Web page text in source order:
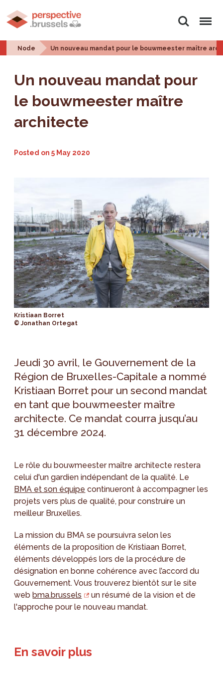
Search Menu
Node Un nouveau mandat pour le bouwmeester maître
Un nouveau mandat pour
le bouwmeester maître
architecte
Posted on5 May 2020
Kristiaan Borret
© Jonathan Ortegat
Jeudi 30 avril, le Gouvernement de la
Région de Bruxelles-Capitale a nommé
Kristiaan Borret pour un second mandat
en tant que bouwmeester maître
architecte. Ce mandat courra jusqu’au
31 décembre 2024.
Le rôle du bouwmeester maître architecte restera
celui d'un gardien indépendant de la qualité. Le
BMA et son équipe continueront à accompagner les
projets vers plus de qualité, pour construire un
meilleur Bruxelles.
La mission du BMA se poursuivra selon les
éléments de la proposition de Kristiaan Borret,
éléments développés lors de la procédure de
désignation en bonne cohérence avec l’accord du
Gouvernement. Vous trouverez bientôt sur le site
webbma.brussels
un résumé de la vision et de
l'approche pour le nouveau mandat.
En savoir plus